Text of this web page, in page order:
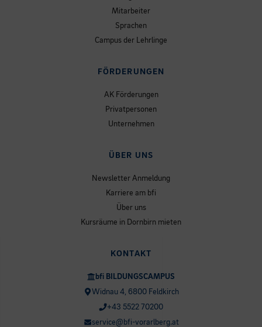
Mitarbeiter
Sprachen
Campus der Lehrlinge
FÖRDERUNGEN
AK Förderungen
Privatpersonen
Unternehmen
ÜBER UNS
Newsletter Anmeldung
Karriere am bfi
Über uns
Kursräume in Dornbirn mieten
KONTAKT
bfi BILDUNGSCAMPUS
Widnau 4, 6800 Feldkirch
+43 5522 70200
service@bfi-vorarlberg.at